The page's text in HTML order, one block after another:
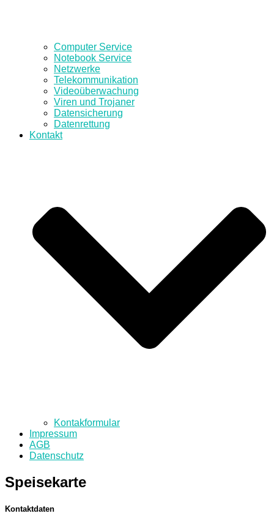
Computer Service
Notebook Service
Netzwerke
Telekommunikation
Videoüberwachung
Viren und Trojaner
Datensicherung
Datenrettung
Kontakt
Kontakformular
Impressum
AGB
Datenschutz
Speisekarte
Kontaktdaten